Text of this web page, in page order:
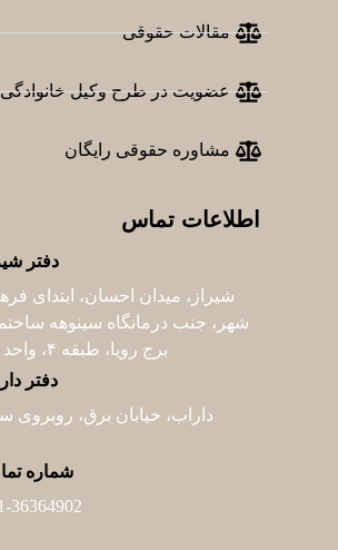
مقالات حقوقی
عضویت در طرح وکیل خانوادگی
مشاوره حقوقی رایگان
اطلاعات تماس
دفتر شیراز
شیراز، میدان احسان، ابتدای فرهنگ
شهر، جنب درمانگاه سینوهه ساختمان
برج رویا، طبقه ۴، واحد ۱۷
دفتر داراب
داراب، خیابان برق، روبروی سیلو
شماره تماس
071-36364902